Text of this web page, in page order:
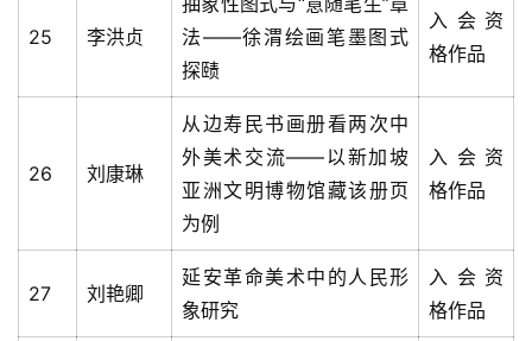
25 李洪贞
法——徐渭绘画笔墨图式
探赜
入会资
格作品
26 刘康琳
从边寿民书画册看两次中
外美术交流——以新加坡
亚洲文明博物馆藏该册页
为例
入会资
格作品
27 刘艳卿
延安革命美术中的人民形
象研究
入会资
格作品